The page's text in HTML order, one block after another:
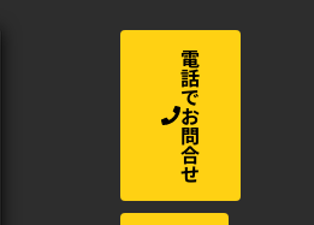
電
話
で
お
問
合
せ